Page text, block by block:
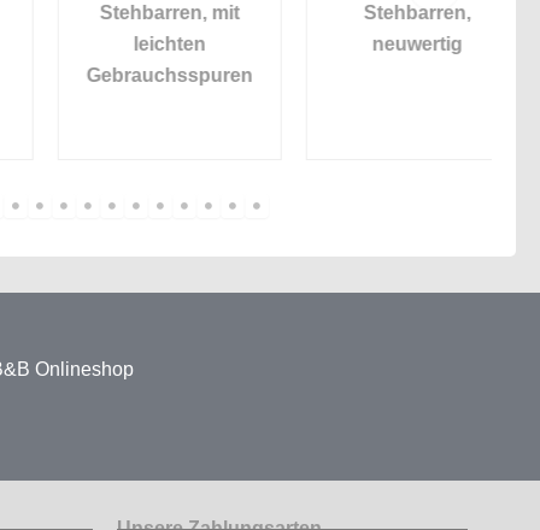
Stehbarren, mit
leichten
Gebrauchsspuren
Stehbarren,
neuwertig
Onlineshop